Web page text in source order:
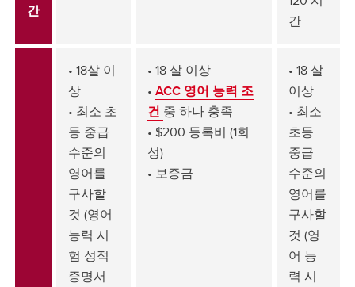
간
간
• 18살 이
상
• 최소 초
등 중급
수준의
영어를
구사할
것 (영어
능력 시
험 성적
증명서
• 18 살 이상
• ACC 영어 능력 조
건 중 하나 충족
• $200 등록비 (1회
성)
• 보증금
• 18 살
이상
• 최소
초등
중급
수준의
영어를
구사할
것 (영
어 능
력 시